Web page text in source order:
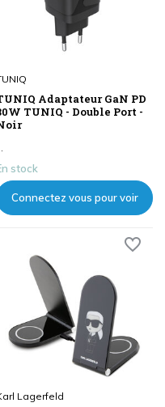
Adaptateur GaN PD
TUNIQ - Double Port -
stock
Connectez vous pour voir
Lagerfeld